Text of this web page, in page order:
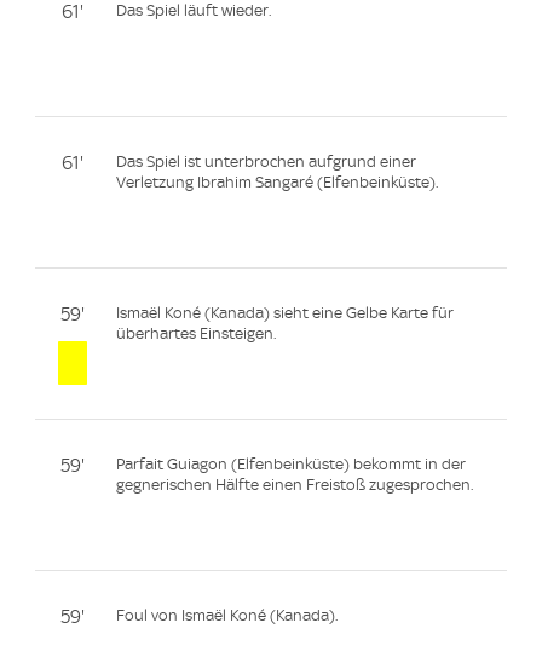
61' Das Spiel läuft wieder.
61'
Das Spiel ist unterbrochen aufgrund einer
Verletzung Ibrahim Sangaré (Elfenbeinküste).
59'
Ismaël Koné (Kanada) sieht eine Gelbe Karte für
überhartes Einsteigen.
59'
Parfait Guiagon (Elfenbeinküste) bekommt in der
gegnerischen Hälfte einen Freistoß zugesprochen.
59' Foul von Ismaël Koné (Kanada).